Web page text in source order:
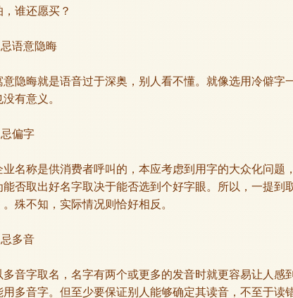
，谁还愿买？
忌语意隐晦
晦就是语音过于深奥，别人看不懂。就像选用冷僻字
有意义。
忌偏字
称是供消费者呼叫的，本应考虑到用字的大众化问题
能否取出好名字取决于能否选到个好字眼。所以，一提到
。殊不知，实际情况则恰好相反。
忌多音
字取名，名字有两个或更多的发音时就更容易让人感
用多音字。但至少要保证别人能够确定其读音，不至于读错